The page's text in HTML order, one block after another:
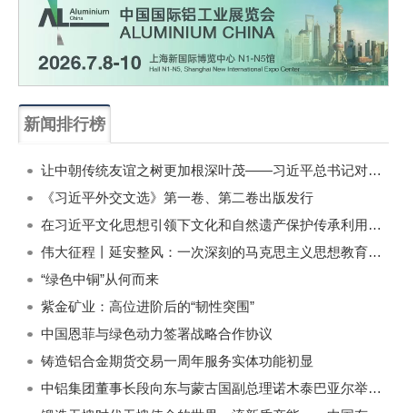
新闻排行榜
让中朝传统友谊之树更加根深叶茂——习近平总书记对朝鲜进行国事访问纪实
《习近平外交文选》第一卷、第二卷出版发行
在习近平文化思想引领下文化和自然遗产保护传承利用工作开创新局面
伟大征程丨延安整风：一次深刻的马克思主义思想教育运动
“绿色中铜”从何而来
紫金矿业：高位进阶后的“韧性突围”
中国恩菲与绿色动力签署战略合作协议
铸造铝合金期货交易一周年服务实体功能初显
中铝集团董事长段向东与蒙古国副总理诺木泰巴亚尔举行会谈